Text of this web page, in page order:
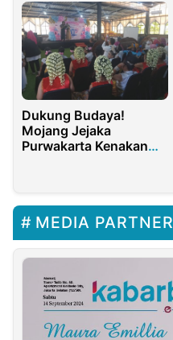
Tingkat Provinsi Jabar
Dukung Budaya!
Mojang Jejaka
Purwakarta Kenakan
MEDIA PARTNER